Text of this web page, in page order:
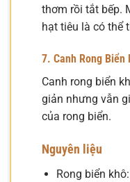
thơm rồi tắt bếp.
hạt tiêu là có thể
7. Canh Rong
Canh rong biển
giản nhưng vẫn
của rong biển.
Nguyên liệu
Rong biển